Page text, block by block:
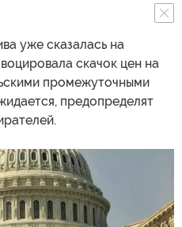
уже сказалась на
скачок цен на
промежуточными
предопределят